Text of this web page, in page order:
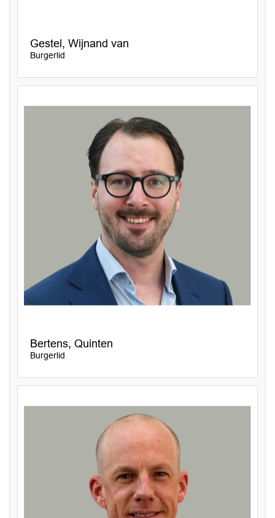
Gestel, Wijnand van
Burgerlid
Bertens, Quinten
Burgerlid